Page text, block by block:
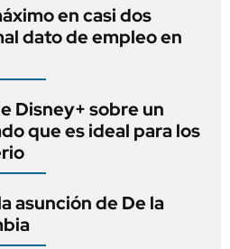
en casi dos
dato de empleo en
Disney+ sobre un
que es ideal para los
asunción de De la